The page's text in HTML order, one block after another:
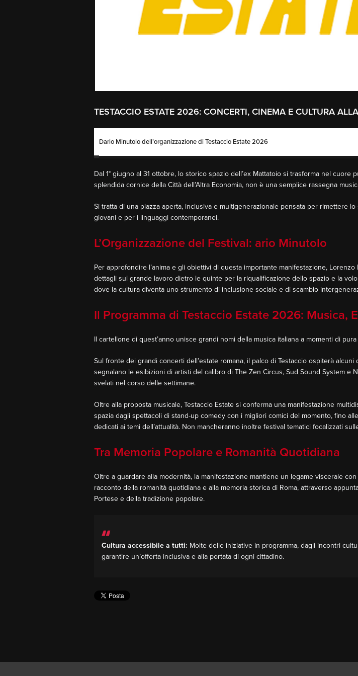
TESTACCIO ESTATE 2026: CONCERTI, CINEMA E CULTURA
Dario Minutolo dell’organizzazione di Testaccio Estate 2026
Dal 1° giugno al 31 ottobre, lo storico spazio dell’ex Mattatoio si trasforma nel cuore
splendida cornice della Città dell’Altra Economia, non è una semplice rassegna
Si tratta di una piazza aperta, inclusiva e multigenerazionale pensata per rimettere
giovani e per i linguaggi contemporanei.
L’Organizzazione del Festival: ario Minutolo
Per approfondire l’anima e gli obiettivi di questa importante manifestazione,
dettagli sul grande lavoro dietro le quinte per la riqualificazione dello spazio e la
dove la cultura diventa uno strumento di inclusione sociale e di scambio
Il Programma di Testaccio Estate 2026: Musica,
Il cartellone di quest’anno unisce grandi nomi della musica italiana a momenti di
Sul fronte dei grandi concerti dell’estate romana, il palco di Testaccio ospiterà
segnalano le esibizioni di artisti del calibro di The Zen Circus, Sud Sound System e
svelati nel corso delle settimane.
Oltre alla proposta musicale, Testaccio Estate si conferma una manifestazione
spazia dagli spettacoli di stand-up comedy con i migliori comici del momento, fino
dedicati ai temi dell’attualità. Non mancheranno inoltre festival tematici focalizzati
Tra Memoria Popolare e Romanità Quotidiana
Oltre a guardare alla modernità, la manifestazione mantiene un legame viscerale
racconto della romanità quotidiana e alla memoria storica di Roma, attraverso
Portese e della tradizione popolare.
Cultura accessibile a tutti: Molte delle iniziative in programma, dagli incontri
garantire un’offerta inclusiva e alla portata di ogni cittadino.